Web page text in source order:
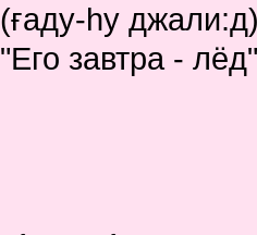
(ғаду-hу
"Его завтра - лёд"